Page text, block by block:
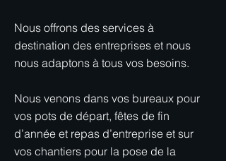
Nous offrons des services à
destination des entreprises et nous
nous adaptons à tous vos besoins.
Nous venons dans vos bureaux pour
vos pots de départ, fêtes de fin
d’année et repas d’entreprise et sur
vos chantiers pour la pose de la